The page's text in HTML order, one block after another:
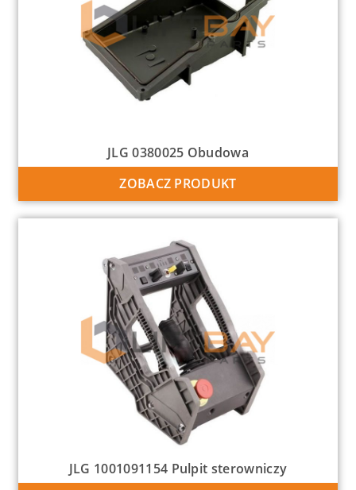
JLG 0380025 Obudowa
ZOBACZ PRODUKT
JLG 1001091154 Pulpit sterowniczy